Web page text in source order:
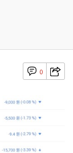
0